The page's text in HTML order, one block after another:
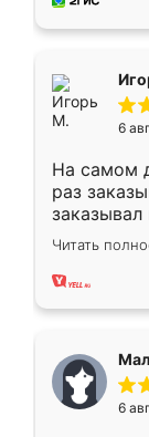
6
На самом
раз
заказывал
ребёнка
заказал
хорошее
меньше,
Мне
мебели
Читать
6